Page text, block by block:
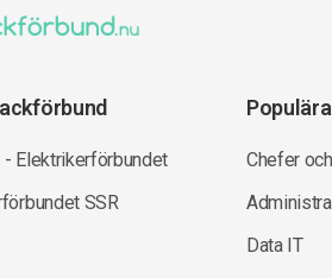
- Elektrikerförbundet
SSR
Chefer
Data IT